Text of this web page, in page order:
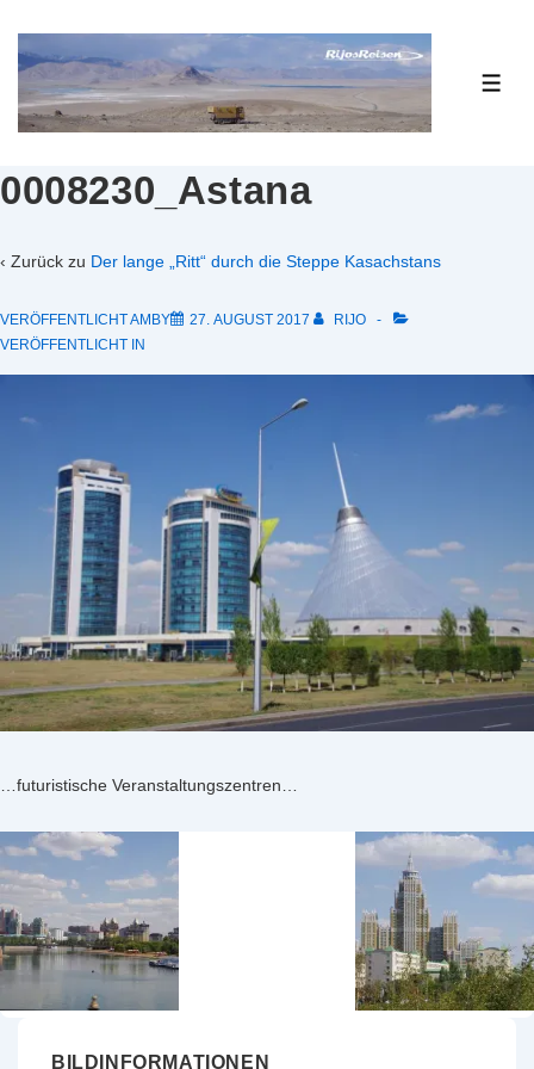
Zum
Inhalt
0008230_Astana
‹ Zurück zu Der lange „Ritt“ durch die Steppe Kasachstans
VERÖFFENTLICHT AMBY 27. AUGUST 2017
RIJO
VERÖFFENTLICHT IN
…futuristische Veranstaltungszentren…
BILDINFORMATIONEN